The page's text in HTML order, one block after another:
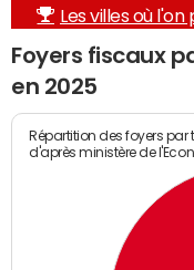
Les villes où
Foyers fiscaux
en 2025
Répartition des foyers par
d'après ministère de